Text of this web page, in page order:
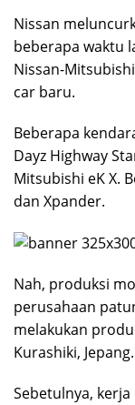
Nissan
beberapa waktu
Nissan-
car baru.
Beberapa
Dayz Highway
Mitsubishi eK X.
dan Xpander.
Nah, produksi
perusahaan
melakukan
Kurashiki, Jepang.
Sebetulnya,